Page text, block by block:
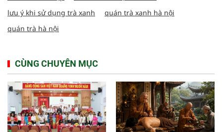
lưu ý khi sử dụng trà xanh
quán trà xanh hà nội
quán trà hà nội
CÙNG CHUYÊN MỤC